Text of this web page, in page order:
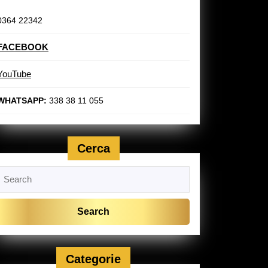
22342
338 38 11 055
Cerca
Categorie